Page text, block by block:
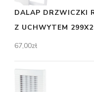
DALAP DRZWICZKI
Z UCHWYTEM
67,00zł